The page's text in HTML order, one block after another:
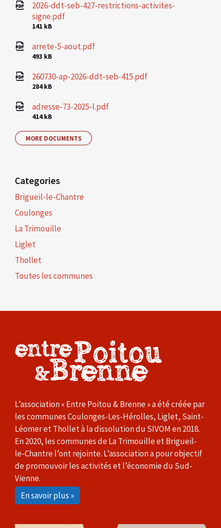
2026-ddt-seb-427-restrictions-activites-
signe.pdf
File
141 kB
arrete-5-aout.pdf
File
493 kB
260730-ap-2026-ddt-seb-415.pdf
File
284 kB
adresse-73-2025-l.pdf
File
414 kB
MORE DOCUMENTS
Categories
Brigueil-le-Chantre
Coulonges
La Trimouille
Liglet
Thollet
Toutes les communes
L’association « Entre Poitou & Brenne » a été créée par
les communes Coulonges-Les-Hérolles, Liglet, Saint-
Léomer et Thollet à la dissolution du SIVOM en 2018.
En 2020, les communes de La Trimouille et Brigueil-
le-Chantre l’ont rejointe. L’association a pour objectif
de promouvoir les activités et l’économie du Sud-
Vienne.
En savoir plus »